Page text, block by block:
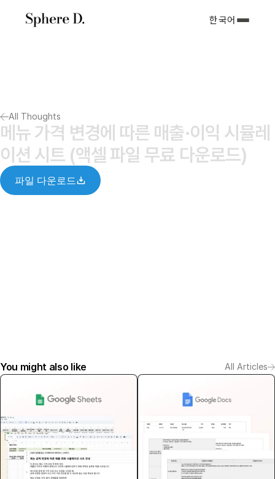
한국어
Notify me
All Thoughts
메뉴 가격 변경에 따른 매출·이익 시뮬레
이션 시트 (액셀 파일 무료 다운로드)
파일 다운로드
You might also like All Articles